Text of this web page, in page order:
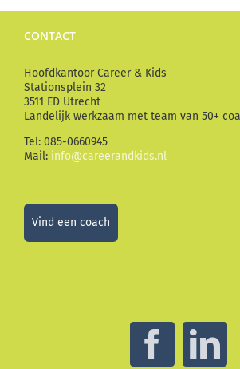
Stationsplein 32
3511 ED Utrecht
Landelijk werkzaam met team van 50+
Tel: 085-0660945
Mail:info@careerandkids.nl
Vind een coach